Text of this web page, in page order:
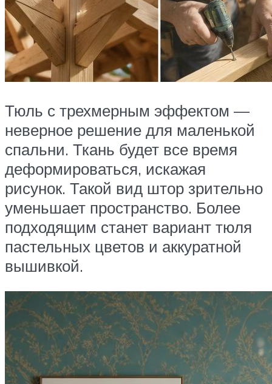
Тюль с трехмерным эффектом —
неверное решение для маленькой
спальни. Ткань будет все время
деформироваться, искажая
рисунок. Такой вид штор зрительно
уменьшает пространство. Более
подходящим станет вариант тюля
пастельных цветов и аккуратной
вышивкой.